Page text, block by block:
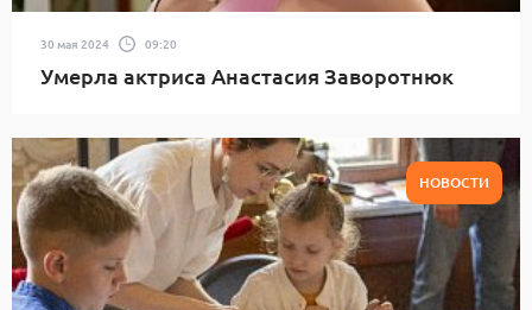
30 мая 2024 09:20
Умерла актриса Анастасия Заворотнюк
НОВОСТИ